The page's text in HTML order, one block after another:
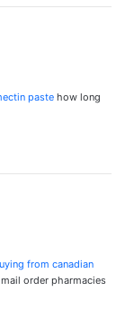
paste how long
from canadian
order pharmacies